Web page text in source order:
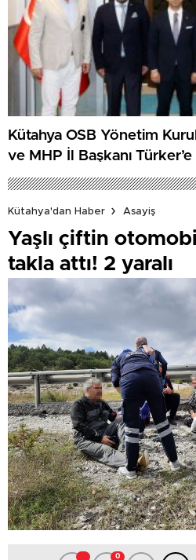
Kütahya OSB Yönetim
ve MHP İl Başkanı
Kütahya'dan Haber
Asayiş
Yaşlı çiftin
takla attı! 2 yaralı
0